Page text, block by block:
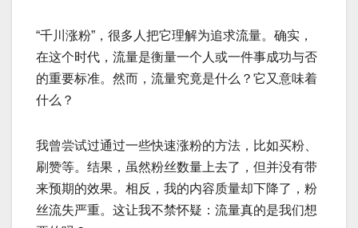
“千川涨粉”，很多人把它理解为追求流量。确实，
在这个时代，流量是衡量一个人或一件事成功与否
的重要标准。然而，流量究竟是什么？它又意味着
什么？
我曾尝试过通过一些快速涨粉的方法，比如买粉、
刷赞等。结果，虽然粉丝数量上去了，但并没有带
来预期的效果。相反，我的内容质量却下降了，粉
丝流失严重。这让我不禁怀疑：流量真的是我们想